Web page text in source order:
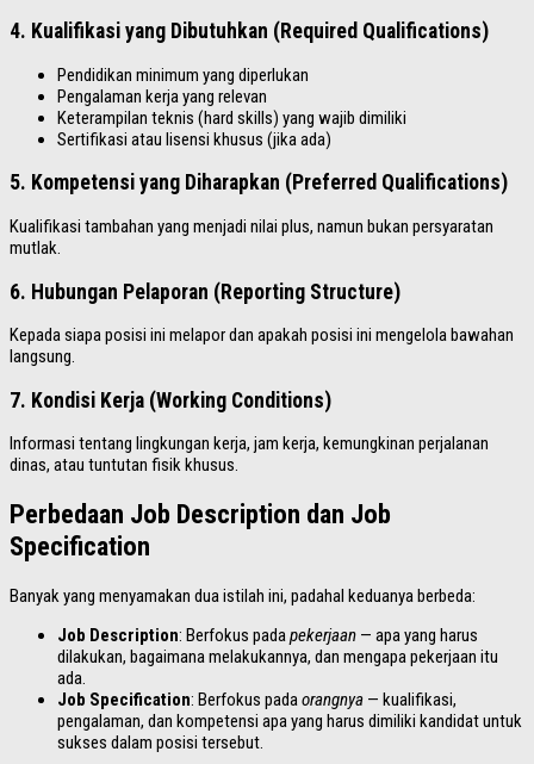
4. Kualifikasi yang Dibutuhkan (Required Qualifications)
Pendidikan minimum yang diperlukan
Pengalaman kerja yang relevan
Keterampilan teknis (hard skills) yang wajib dimiliki
Sertifikasi atau lisensi khusus (jika ada)
5. Kompetensi yang Diharapkan (Preferred Qualifications)
Kualifikasi tambahan yang menjadi nilai plus, namun bukan persyaratan
mutlak.
6. Hubungan Pelaporan (Reporting Structure)
Kepada siapa posisi ini melapor dan apakah posisi ini mengelola bawahan
langsung.
7. Kondisi Kerja (Working Conditions)
Informasi tentang lingkungan kerja, jam kerja, kemungkinan perjalanan
dinas, atau tuntutan fisik khusus.
Perbedaan Job Description dan Job
Specification
Banyak yang menyamakan dua istilah ini, padahal keduanya berbeda:
Job Description: Berfokus padapekerjaan — apa yang harus
dilakukan, bagaimana melakukannya, dan mengapa pekerjaan itu
ada.
Job Specification: Berfokus padaorangnya — kualifikasi,
pengalaman, dan kompetensi apa yang harus dimiliki kandidat untuk
sukses dalam posisi tersebut.